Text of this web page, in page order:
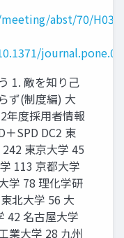
abst/70/H03-
1. 敵を知り己
ず(制度編) 大
年度採用者情報
＋SPD DC2 東
東京大学 45
113 京都大学
学 78 理化学研
北大学 56 大
42 名古屋大学
業大学 28 九州